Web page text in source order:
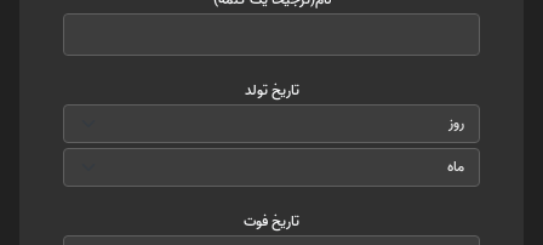
تاریخ تولد
تاریخ فوت